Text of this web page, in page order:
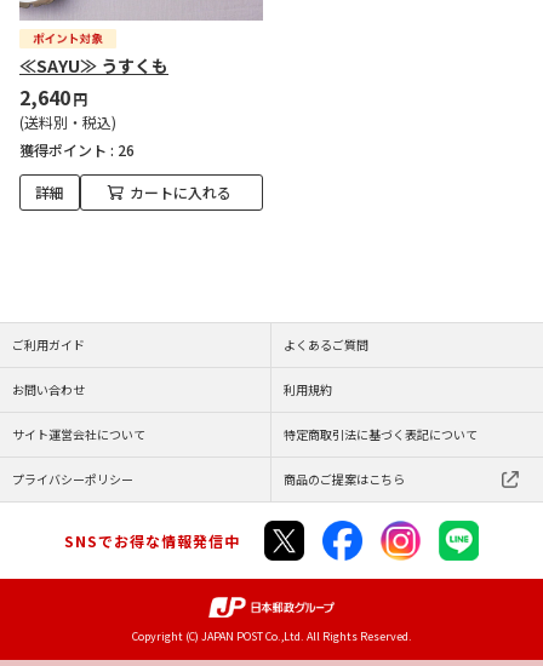
≪SAYU≫ うすくも
2,640円
(送料別・税込)
獲得ポイント : 26
詳細 カートに入れる
ご利用ガイド よくあるご質問
お問い合わせ 利用規約
サイト運営会社について 特定商取引法に基づく表記について
プライバシーポリシー 商品のご提案はこちら
SNSでお得な情報発信中
Copyright (C) JAPAN POST Co.,Ltd. All Rights Reserved.